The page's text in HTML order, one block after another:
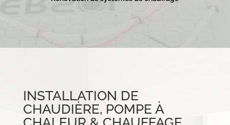
INSTALLATION DE
CHAUDIÈRE, POMPE À